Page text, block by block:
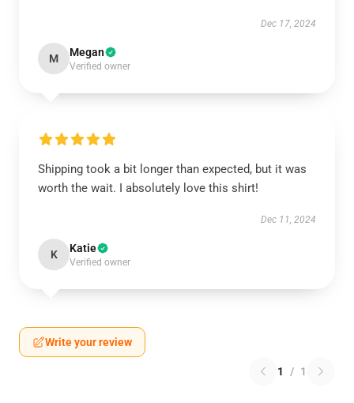
Dec 17, 2024
M Megan
Verified owner
Shipping took a bit longer than expected, but it was
worth the wait. I absolutely love this shirt!
Dec 11, 2024
K Katie
Verified owner
Write your review
1 / 1